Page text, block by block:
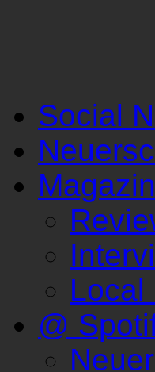
Social
Magazin
Local
@